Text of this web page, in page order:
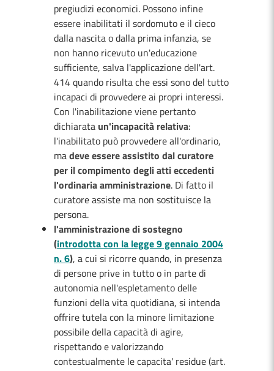
pregiudizi economici. Possono infine
essere inabilitati il sordomuto e il cieco
dalla nascita o dalla prima infanzia, se
non hanno ricevuto un'educazione
sufficiente, salva l'applicazione dell'art.
414 quando risulta che essi sono del tutto
incapaci di provvedere ai propri interessi.
Con l'inabilitazione viene pertanto
dichiarata un'incapacità relativa:
l'inabilitato può provvedere all'ordinario,
madeve essere assistito dal curatore
per il compimento degli atti eccedenti
l'ordinaria amministrazione. Di fatto il
curatore assiste ma non sostituisce la
persona.
l'amministrazione di sostegno
(introdotta con la legge 9 gennaio 2004
n. 6), a cui si ricorre quando, in presenza
di persone prive in tutto o in parte di
autonomia nell'espletamento delle
funzioni della vita quotidiana, si intenda
offrire tutela con la minore limitazione
possibile della capacità di agire,
rispettando e valorizzando
contestualmente le capacita' residue (art.